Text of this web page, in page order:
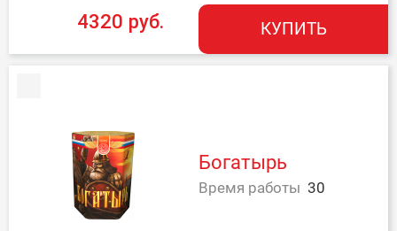
4320 руб. КУПИТЬ
Богатырь
Время работы 30